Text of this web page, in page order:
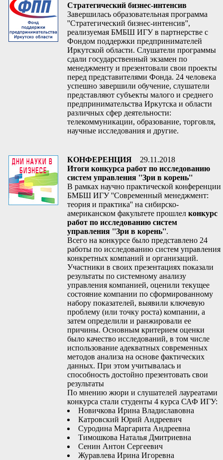
Стратегический бизнес-интенсив
Завершилась образовательная программа
''Стратегический бизнес-интенсив'',
реализуемая БМБШ ИГУ в партнерстве с
Фондом поддержки предпринимателей
Иркутской области. Слушатели программы
сдали государственный экзамен по
менеджменту и презентовали свои проекты
перед представителями Фонда. 24 человека
успешно завершили обучение, слушатели
представляют субъекты малого и среднего
предпринимательства Иркутска и области
различных сфер деятельности:
телекоммуникации, образование, торговля,
научные исследования и другие.
КОНФЕРЕНЦИЯ
29.11.2018
Итоги конкурса работ по исследованию
систем управления ''Зри в корень''
В рамках научно практической конференции
БМБШ ИГУ ''Современный менеджмент:
теория и практика'' на сибирско-
американском факультете прошлел конкурс
работ по исследованию систем
управления ''Зри в корень''.
Всего на конкурсе было представлено 24
работы по исследованию систем управления
конкретных компаний и организаций.
Участники в своих презентациях показали
результаты по системному анализу
управления компанией, оценили текущее
состояние компании по сформированному
набору показателей, выявили ключевую
проблему (или точку роста) компании, а
затем определили и ранжировали ее
причины. Основным критерием оценки
было качество исследований, в том числе
использование адекватных современных
методов анализа на основе фактических
данных. При этом учитывалась и
способность достойно презентовать свои
результаты
По мнению жюри и слушателей лауреатами
конкурса стали студенты 4 курса САФ ИГУ:
Новичкова Ирина Владиславовна
Катровский Юрий Андреевич
Суродина Маргарита Андреевна
Тимошкова Наталья Дмитриевна
Сенин Антон Сергеевич
Журавлева Ирина Игоревна